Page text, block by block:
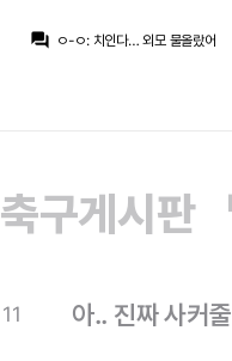
question_answer ㅇ-ㅇ: 치인다… 외모 물올랐어
m.fmkorea.com/
갈릴 수 밖에 없는듯..
닥터 둠: 기자: 브뉴데 쿠키 영상에 대
챔스3연패: 와 ㄷㄷ 마지막 컷백
축구게시판
11 아.. 진짜 사커